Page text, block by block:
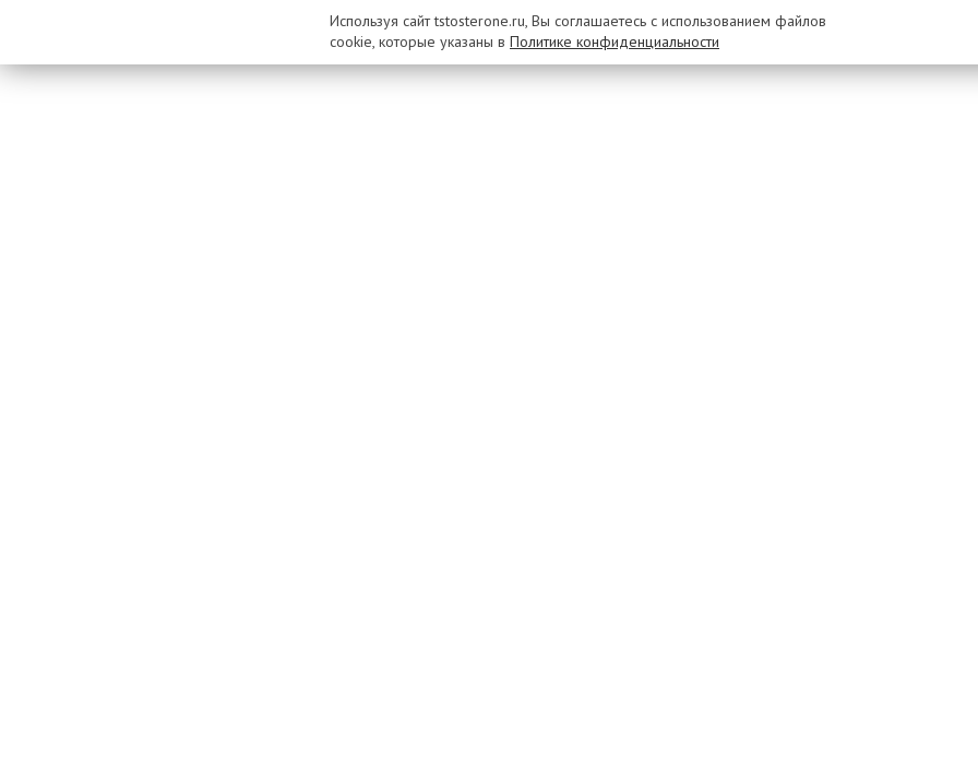
Используя сайт tstosterone.ru, Вы соглашаетесь с использованием файлов
cookie, которые указаны в Политике конфиденциальности